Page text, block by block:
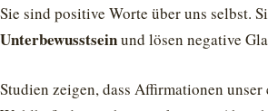
Sie sind positive Worte über uns selbst.
Unterbewusstseinund lösen negative
Studien zeigen, dass Affirmationen unser